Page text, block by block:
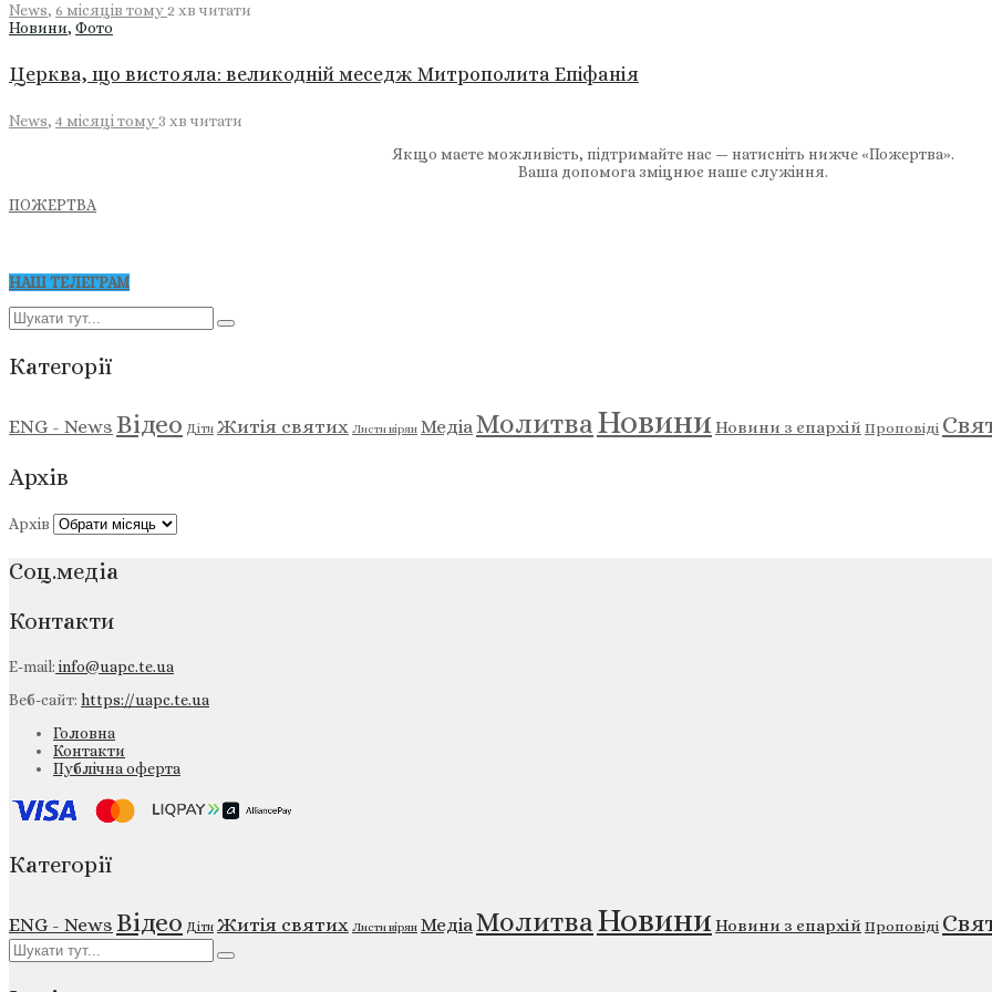
News, 6 місяців тому 2 хв читати
Новини, Фото
Церква, що вистояла: великодній меседж Митрополита Епіфанія
News, 4 місяці тому3 хв читати
Якщо маєте можливість, підтримайте нас — натисніть нижче «Пожертва».
Ваша допомога зміцнює наше служіння.
ПОЖЕРТВА
НАШ ТЕЛЕГРАМ
Категорії
ENG - News Відео Діти Житія святих Листи вірян Медіа Молитва Новини Новини з єпархій Проповіді
Архів
Архів
Соц.медіа
Контакти
E-mail:info@uapc.te.ua
Веб-сайт: https://uapc.te.ua
Головна
Контакти
Публічна оферта
Категорії
ENG - News Відео Діти Житія святих Листи вірян Медіа Молитва НовиниНовини з єпархій Проповіді